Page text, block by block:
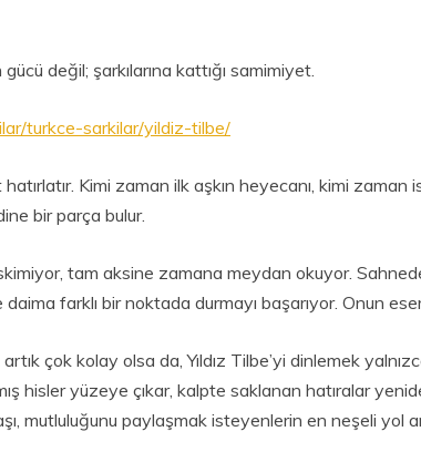
değil; şarkılarına kattığı samimiyet.
turkce-sarkilar/yildiz-tilbe/
Kimi zaman ilk aşkın heyecanı, kimi zaman
bir parça bulur.
tam aksine zamana meydan okuyor.
farklı bir noktada durmayı başarıyor. Onun
çok kolay olsa da, Yıldız Tilbe’yi dinlemek
hisler yüzeye çıkar, kalpte saklanan hatıralar
mutluluğunu paylaşmak isteyenlerin en neşeli yol